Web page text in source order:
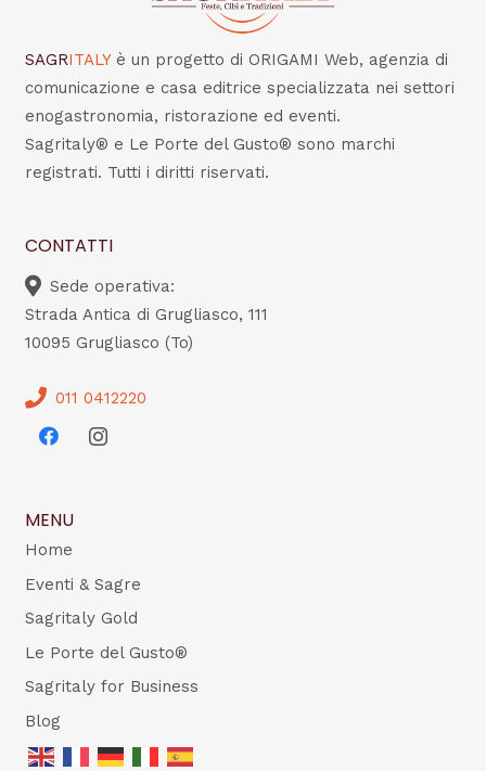
SAGRITALY è un progetto di ORIGAMI Web, agenzia di
comunicazione e casa editrice specializzata nei settori
enogastronomia, ristorazione ed eventi.
Sagritaly® e Le Porte del Gusto® sono marchi
registrati. Tutti i diritti riservati.
CONTATTI
Sede operativa:
Strada Antica di Grugliasco, 111
10095 Grugliasco (To)
011 0412220
MENU
Home
Eventi & Sagre
Sagritaly Gold
Le Porte del Gusto®
Sagritaly for Business
Blog